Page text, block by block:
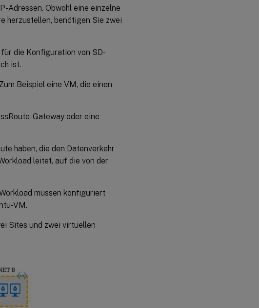
Adressen. Obwohl eine einzelne
herzustellen, benötigen Sie zwei
die Konfiguration von SD-
ist.
Beispiel eine VM, die einen
Gateway oder eine
haben, die den Datenverkehr
leitet, auf die von der
müssen konfiguriert
VM.
Sites und zwei virtuellen